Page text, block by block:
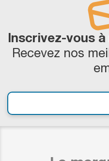
Inscrivez-vous
Recevez nos